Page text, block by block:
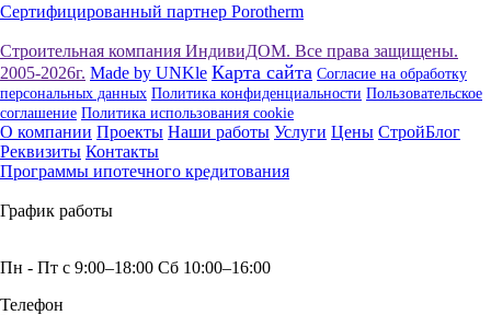
Сертифицированный партнер Porotherm
Строительная компания ИндивиДОМ. Все права защищены.
2005-2026г. Made by UNKle Карта сайта Согласие на обработку
персональных данных Политика конфиденциальности Пользовательское
соглашение Политика использования сookie
О компании Проекты Наши работы Услуги Цены СтройБлог
Реквизиты Контакты
Программы ипотечного кредитования
График работы
Пн - Пт с 9:00–18:00 Сб 10:00–16:00
Телефон